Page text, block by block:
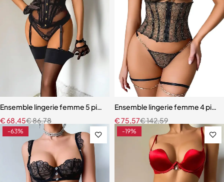
Ensemble lingerie femme 5 pièces – Dentelle brodée avec cache-
€86,78
€68,45
Ensemble lingerie femme 4
€142,59
€75,57
-63% -19%